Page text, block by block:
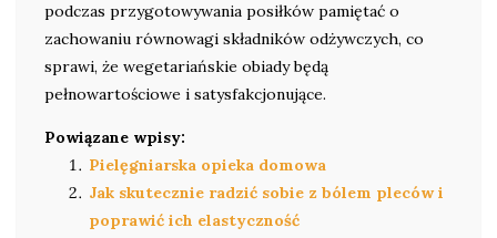
podczas przygotowywania posiłków pamiętać o
zachowaniu równowagi składników odżywczych, co
sprawi, że wegetariańskie obiady będą
pełnowartościowe i satysfakcjonujące.
Powiązane wpisy:
Pielęgniarska opieka domowa
Jak skutecznie radzić sobie z bólem pleców i
poprawić ich elastyczność